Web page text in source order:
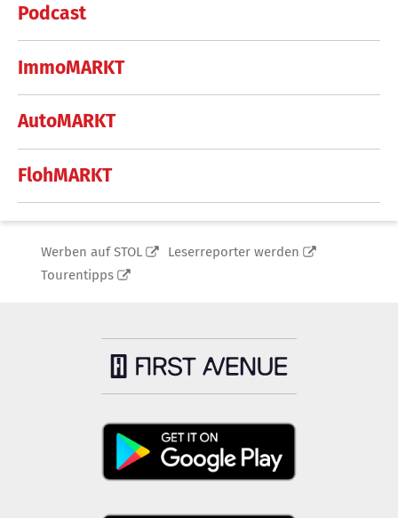
Podcast
ImmoMARKT
AutoMARKT
FlohMARKT
Werben auf STOL
Leserreporter werden
Tourentipps